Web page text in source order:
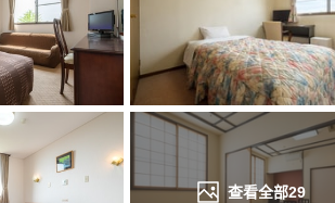
查看全部29